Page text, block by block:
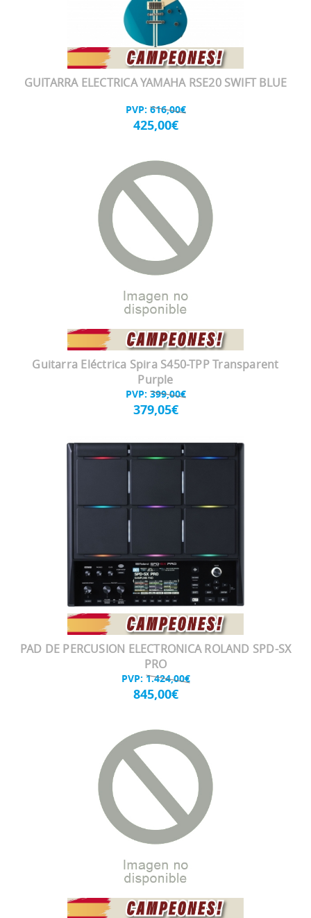
GUITARRA ELECTRICA YAMAHA RSE20 SWIFT BLUE
PVP: 616,00€
425,00€
Guitarra Eléctrica Spira S450-TPP Transparent
Purple
PVP: 399,00€
379,05€
PAD DE PERCUSION ELECTRONICA ROLAND SPD-SX
PRO
PVP: 1.424,00€
845,00€